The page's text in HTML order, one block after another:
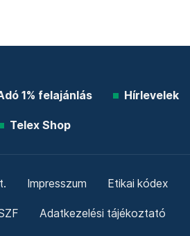
1% felajánlás Hírlevelek
Telex Shop
Impresszum Etikai kódex
Adatkezelési tájékoztató